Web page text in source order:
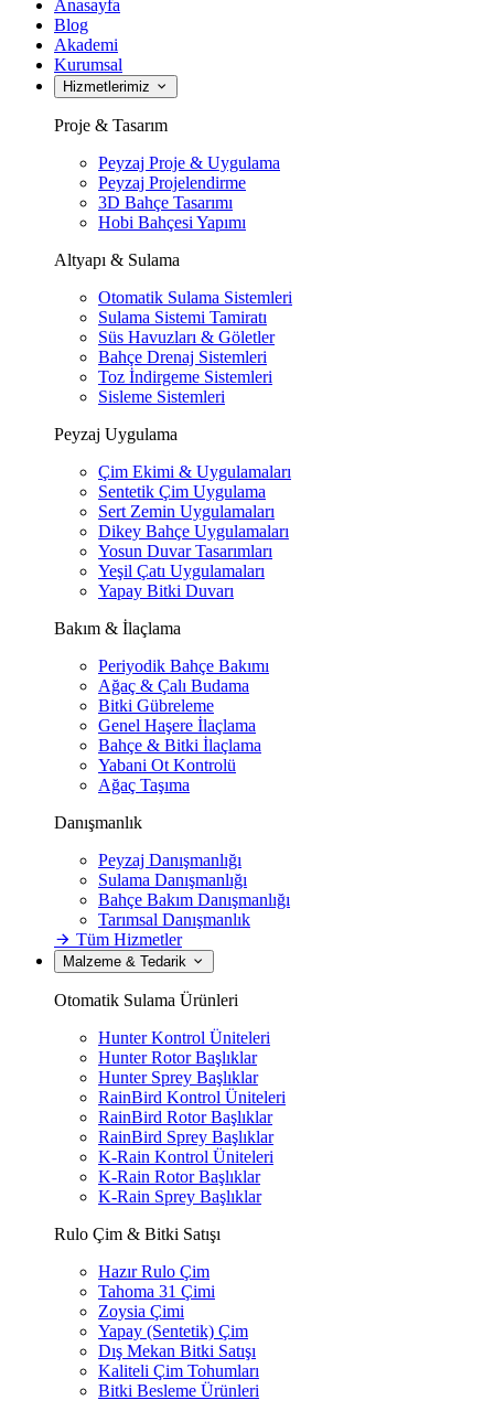
Anasayfa
Blog
Akademi
Kurumsal
Hizmetlerimiz
Proje & Tasarım
Peyzaj Proje & Uygulama
Peyzaj Projelendirme
3D Bahçe Tasarımı
Hobi Bahçesi Yapımı
Altyapı & Sulama
Otomatik Sulama Sistemleri
Sulama Sistemi Tamiratı
Süs Havuzları & Göletler
Bahçe Drenaj Sistemleri
Toz İndirgeme Sistemleri
Sisleme Sistemleri
Peyzaj Uygulama
Çim Ekimi & Uygulamaları
Sentetik Çim Uygulama
Sert Zemin Uygulamaları
Dikey Bahçe Uygulamaları
Yosun Duvar Tasarımları
Yeşil Çatı Uygulamaları
Yapay Bitki Duvarı
Bakım & İlaçlama
Periyodik Bahçe Bakımı
Ağaç & Çalı Budama
Bitki Gübreleme
Genel Haşere İlaçlama
Bahçe & Bitki İlaçlama
Yabani Ot Kontrolü
Ağaç Taşıma
Danışmanlık
Peyzaj Danışmanlığı
Sulama Danışmanlığı
Bahçe Bakım Danışmanlığı
Tarımsal Danışmanlık
Tüm Hizmetler
Malzeme & Tedarik
Otomatik Sulama Ürünleri
Hunter Kontrol Üniteleri
Hunter Rotor Başlıklar
Hunter Sprey Başlıklar
RainBird Kontrol Üniteleri
RainBird Rotor Başlıklar
RainBird Sprey Başlıklar
K-Rain Kontrol Üniteleri
K-Rain Rotor Başlıklar
K-Rain Sprey Başlıklar
Rulo Çim & Bitki Satışı
Hazır Rulo Çim
Tahoma 31 Çimi
Zoysia Çimi
Yapay (Sentetik) Çim
Dış Mekan Bitki Satışı
Kaliteli Çim Tohumları
Bitki Besleme Ürünleri